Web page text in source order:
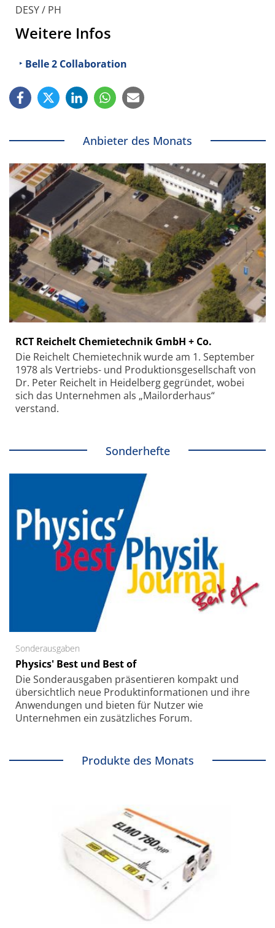
DESY / PH
Weitere Infos
Belle 2 Collaboration
Anbieter des Monats
RCT Reichelt Chemietechnik GmbH + Co.
Die Reichelt Chemietechnik wurde am 1. September
1978 als Vertriebs- und Produktionsgesellschaft von
Dr. Peter Reichelt in Heidelberg gegründet, wobei
sich das Unternehmen als „Mailorderhaus“
verstand.
Sonderhefte
Sonderausgaben
Physics' Best und Best of
Die Sonder­ausgaben präsentieren kompakt und
übersichtlich neue Produkt­informationen und ihre
Anwendungen und bieten für Nutzer wie
Unternehmen ein zusätzliches Forum.
Produkte des Monats